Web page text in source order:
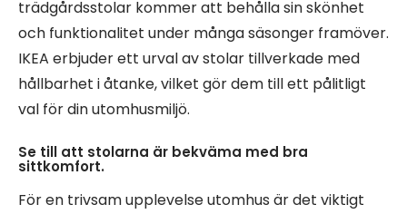
trädgårdsstolar kommer att behålla sin skönhet
och funktionalitet under många säsonger framöver.
IKEA erbjuder ett urval av stolar tillverkade med
hållbarhet i åtanke, vilket gör dem till ett pålitligt
val för din utomhusmiljö.
Se till att stolarna är bekväma med bra
sittkomfort.
För en trivsam upplevelse utomhus är det viktigt